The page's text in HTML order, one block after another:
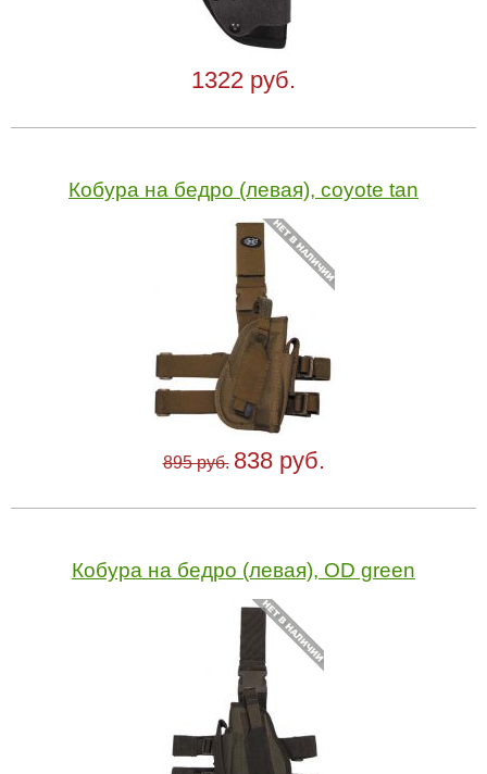
1322 руб.
Кобура на бедро (левая), coyote tan
895 руб. 838 руб.
Кобура на бедро (левая), OD green